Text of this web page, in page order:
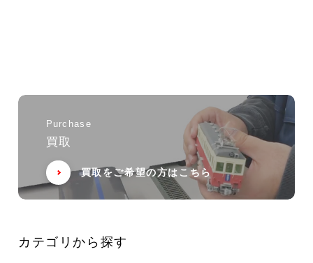
Purchase
買取
買取をご希望の方はこちら
カテゴリから探す